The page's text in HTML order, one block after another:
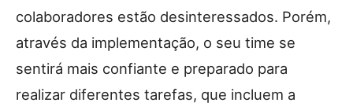
colaboradores estão desinteressados. Porém,
através da implementação, o seu time se
sentirá mais confiante e preparado para
realizar diferentes tarefas, que incluem a